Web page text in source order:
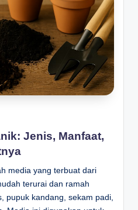
Jenis, Manfaat,
media yang terbuat dari
terurai dan ramah
pupuk kandang, sekam padi,